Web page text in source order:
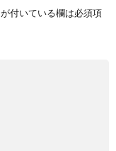
が付いている欄は必須項